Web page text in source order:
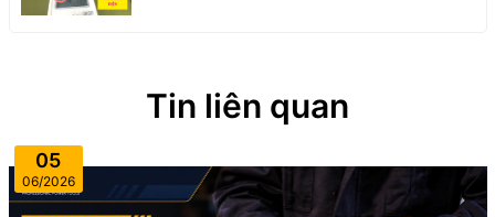
Tin liên quan
05
06/2026